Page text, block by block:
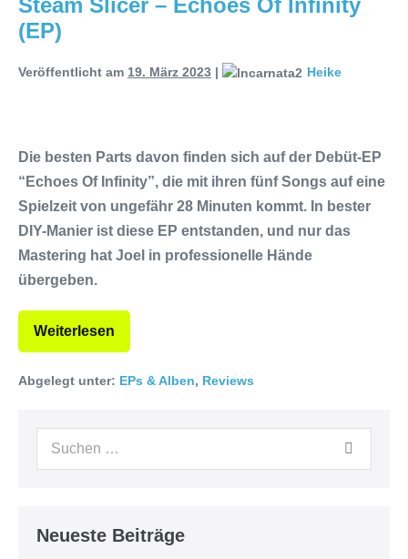
(Vorbericht) Warfield Within mit neuem
am 24.10.2025 im ROTTSTR5-
Steam Slicer – Echoes Of Infinity
(EP)
Veröffentlicht am 19. März 2023 | Heike
Die besten Parts davon finden sich auf der Debüt-EP
“Echoes Of Infinity”, die mit ihren fünf Songs auf eine
Spielzeit von ungefähr 28 Minuten kommt. In bester
DIY-Manier ist diese EP entstanden, und nur das
Mastering hat Joel in professionelle Hände
übergeben.
Weiterlesen
Abgelegt unter: EPs & Alben, Reviews
Neueste Beiträge